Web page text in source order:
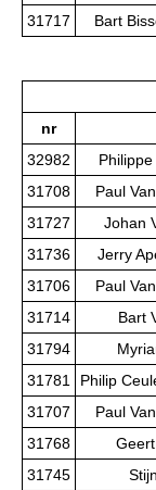
31717
Bart
nr
32982
31708
Paul
31727
Johan
31736
Jerry
31706
Paul
31714
Bart
31794
31781
Philip
31707
Paul
31768
31745